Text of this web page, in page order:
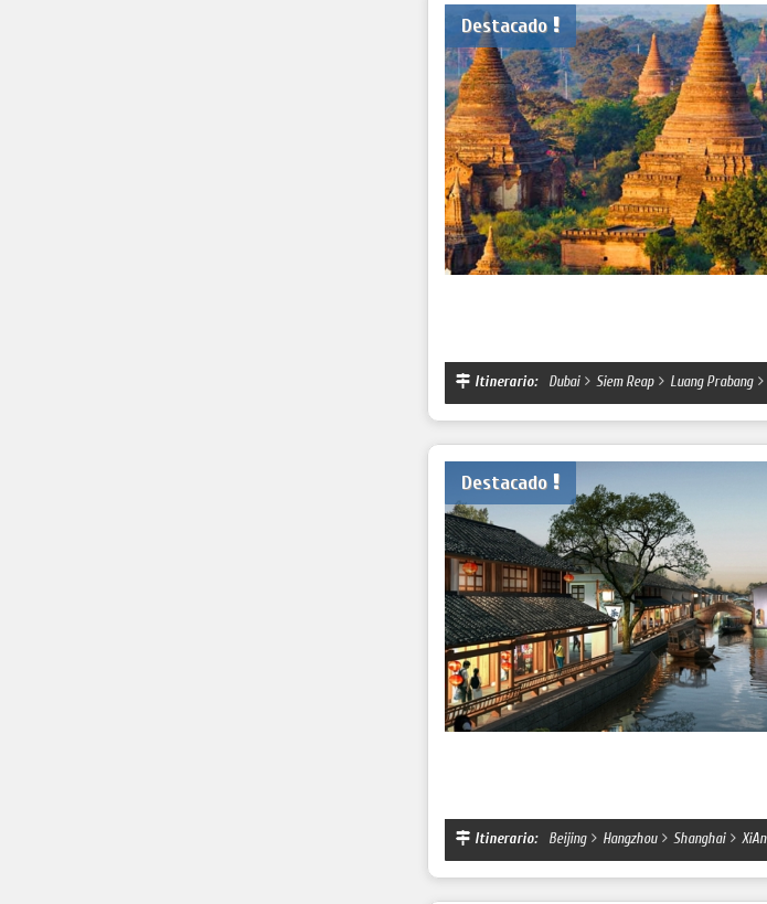
Destacado
Itinerario: Dubai Siem Reap Luang Prabang
Destacado
Itinerario: Beijing Hangzhou Shanghai XiAn